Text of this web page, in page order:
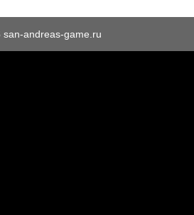
andreas-game.ru